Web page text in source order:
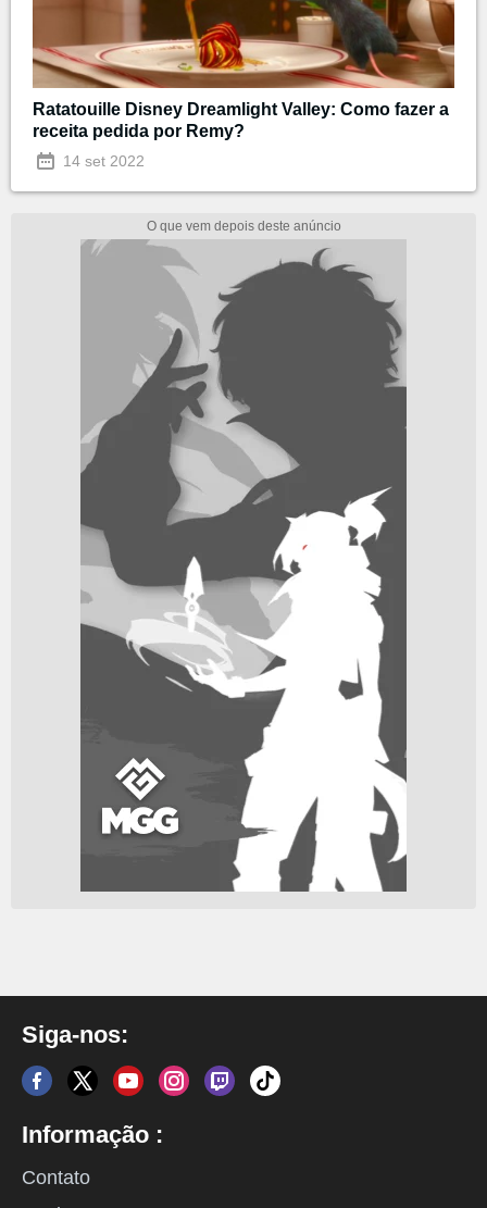
Ratatouille Disney Dreamlight Valley: Como fazer a
receita pedida por Remy?
14 set 2022
Siga-nos:
Informação :
Contato